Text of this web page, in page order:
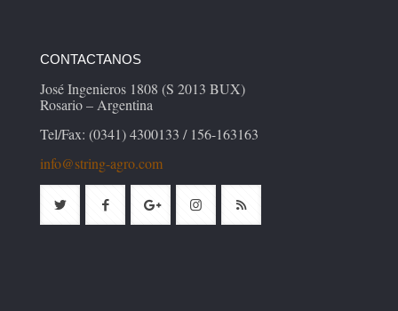
CONTACTANOS
José Ingenieros 1808 (S 2013 BUX)
Rosario – Argentina
Tel/Fax: (0341) 4300133 / 156-163163
info@string-agro.com